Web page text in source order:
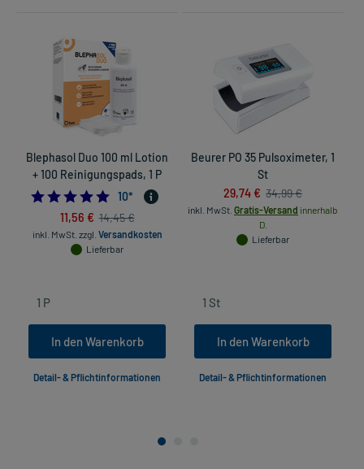
Blephasol Duo 100 ml Lotion
+ 100 Reinigungspads, 1 P
4.9
10*
11,56 € 14,45 €
inkl. MwSt. zzgl. Versandkosten
Lieferbar
In den Warenkorb
Detail- & Pflichtinformationen
Beurer PO 35 Pulsoximeter, 1
St
29,74 € 34,99 €
inkl. MwSt. Gratis-Versand innerhalb
D.
Lieferbar
In den Warenkorb
Detail- & Pflichtinformationen